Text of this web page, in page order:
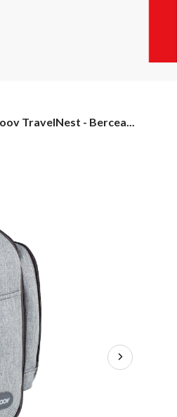
TravelNest - Bercea...